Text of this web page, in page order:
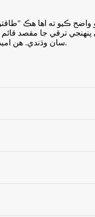
ڪيو ته اها هڪ
ترقي جا مقصد
سان وڌندي. هن اميد رکي ٿو ته ڪمپني کي دنيا کي بهتر سمجهڻ ۽ گراهڪن کي نئين ڪاروبار کي ترقي ڪرڻ ۾ مدد ڏيڻ ۽ ڪامياب ٿيڻ جاري رکڻ لاء.